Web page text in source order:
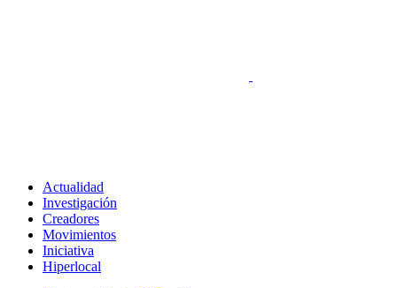
Actualidad
Investigación
Creadores
Movimientos
Iniciativa
Hiperlocal